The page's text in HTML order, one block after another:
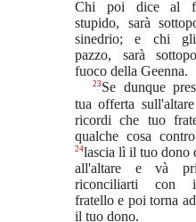
Chi poi dice al
stupido, sarà
sinedrio; e chi
pazzo, sarà
fuoco della Geenna.
23 Se dunque
tua offerta
ricordi che tuo
qualche cosa
24lascia lì il tuo dono
all'altare e và
riconciliarti con
fratello e poi torna
il tuo dono.